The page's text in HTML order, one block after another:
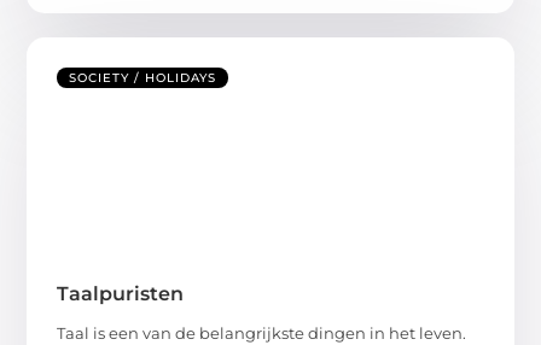
SOCIETY / HOLIDAYS
Taalpuristen
Taal is een van de belangrijkste dingen in het leven.